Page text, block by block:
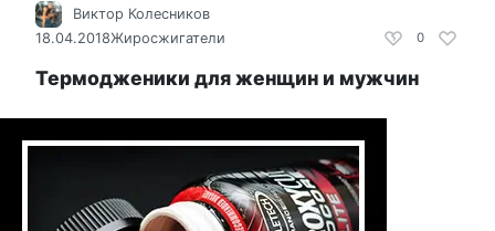
0
Виктор Колесников
18.04.2018Жиросжигатели
Термодженики для женщин и мужчин